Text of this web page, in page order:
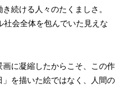
続ける人々のたくましさ。
社会全体を包んでいた見えな
に凝縮したからこそ、この作
を描いた絵ではなく、人間の